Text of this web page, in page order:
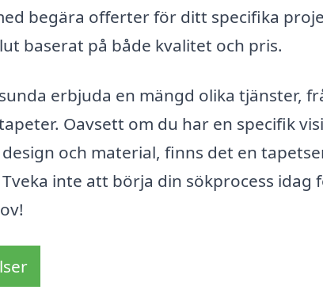
begära offerter för ditt specifika
baserat på både kvalitet och pris.
erbjuda en mängd olika tjänster,
Oavsett om du har en specifik
och material, finns det en
inte att börja din sökprocess idag